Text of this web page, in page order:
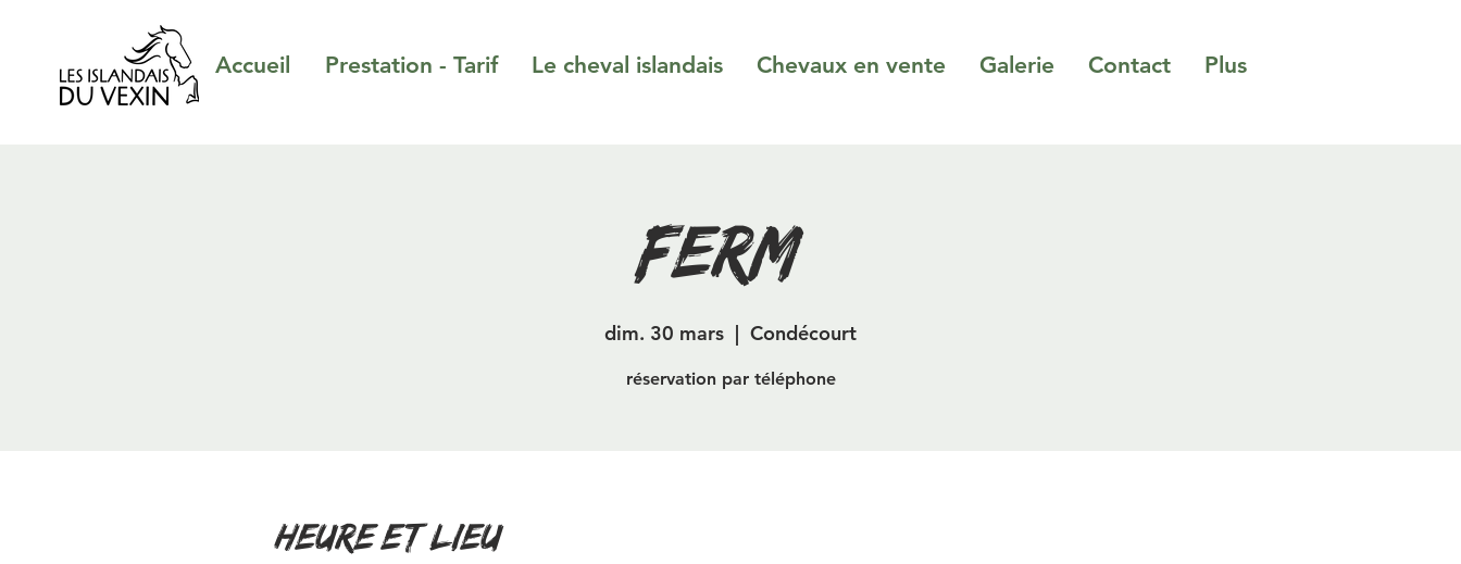
Accueil Prestation - Tarif Le cheval islandais Chevaux en vente Galerie Contact Plus
fermé
dim. 30 mars
  |
Condécourt
réservation par téléphone
Heure et lieu